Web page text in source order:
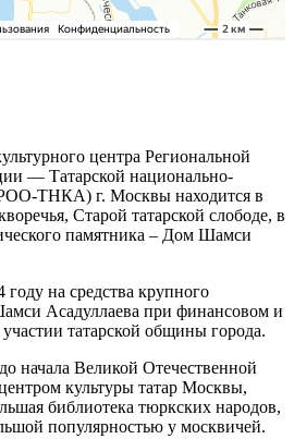
центра Региональной
— Татарской национально-
ТНКА) г. Москвы находится в
Старой татарской слободе, в
памятника – Дом Шамси
на средства крупного
Асадуллаева при финансовом и
татарской общины города.
начала Великой Отечественной
культуры татар Москвы,
библиотека тюркских народов,
популярностью у москвичей.